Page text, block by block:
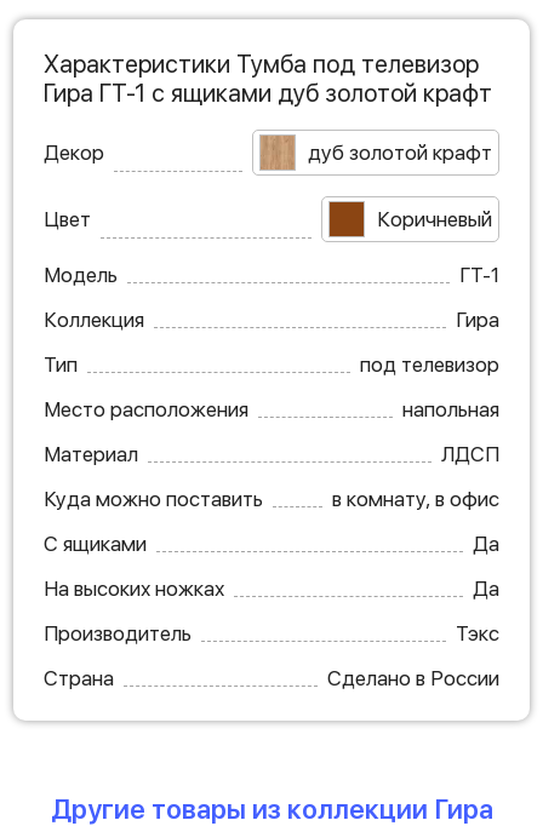
Характеристики Тумба под телевизор
Гира ГТ-1 с ящиками дуб золотой крафт
Декор дуб золотой крафт
Цвет Коричневый
Модель
ГТ-1
Коллекция
Гира
Тип
под телевизор
Место расположения
напольная
Материал
ЛДСП
Куда можно поставить
в комнату, в офис
С ящиками
Да
На высоких ножках
Да
Производитель
Тэкс
Страна
Сделано в России
Другие товары из коллекции Гира